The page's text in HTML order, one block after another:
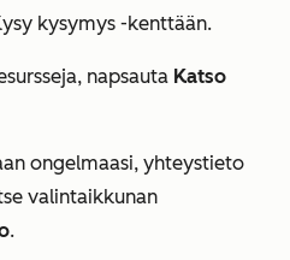
kysymys -kenttään.
napsauta Katso
ongelmaasi, yhteystieto
valintaikkunan
.